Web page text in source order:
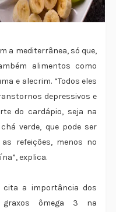
a mediterrânea, só que,
alimentos como
e alecrim. “Todos eles
depressivos e
do cardápio, seja na
verde, que pode ser
refeições, menos no
explica.
cita a importância dos
ômega 3 na